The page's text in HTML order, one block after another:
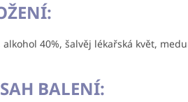
alkohol 40%, šalvěj lékařská květ,
BALENÍ: